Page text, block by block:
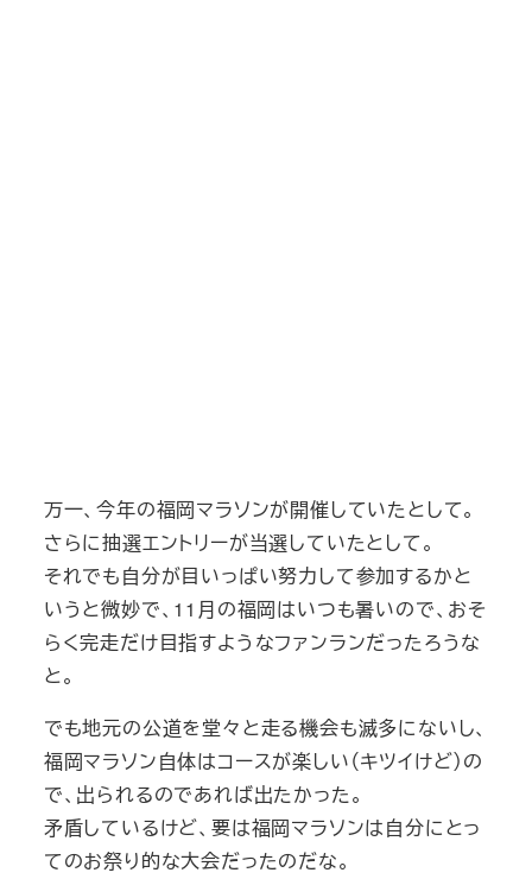
万一、今年の福岡マラソンが開催していたとして。
さらに抽選エントリーが当選していたとして。
それでも自分が目いっぱい努力して参加するかと
いうと微妙で、11月の福岡はいつも暑いので、おそ
らく完走だけ目指すようなファンランだったろうな
と。
でも地元の公道を堂々と走る機会も滅多にないし、
福岡マラソン自体はコースが楽しい（キツイけど）の
で、出られるのであれば出たかった。
矛盾しているけど、要は福岡マラソンは自分にとっ
てのお祭り的な大会だったのだな。